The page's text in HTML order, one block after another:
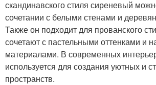
скандинавского стиля сиреневый
сочетании с белыми стенами и
Также он подходит для прованского
сочетают с пастельными оттенками и
материалами. В современных
используется для создания уютных и
пространств.